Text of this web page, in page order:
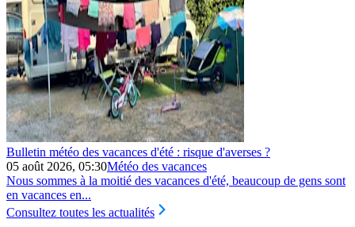
Bulletin météo des vacances d'été : risque d'averses ?
05 août 2026, 05:30Météo des vacances
Nous sommes à la moitié des vacances d'été, beaucoup de gens sont
en vacances en...
Consultez toutes les actualités